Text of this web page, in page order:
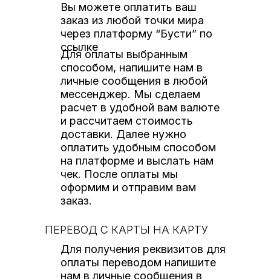
ПЕРЕВОД С КАРТЫ НА КАРТУ
Для получения реквизитов для
оплаты переводом напишите
нам в личные сообщения в
Вы можете оплатить ваш
заказ из любой точки мира
через платформу “Бусти” по
ссылке
Для оплаты выбранным
способом, напишите нам в
личные сообщения в любой
мессенджер. Мы сделаем
расчет в удобной вам валюте
и рассчитаем стоимость
доставки. Далее нужно
оплатить удобным способом
на платформе и выслать нам
чек. После оплаты мы
оформим и отправим вам
заказ.